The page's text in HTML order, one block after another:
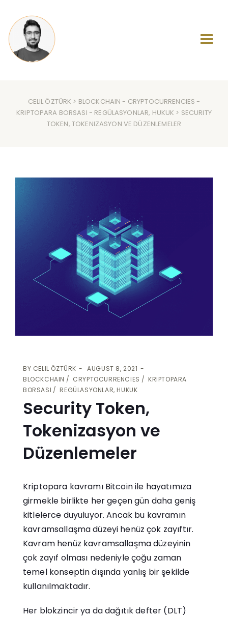
CELIL ÖZTÜRK > BLOCKCHAIN - CRYPTOCURRENCIES -
KRIPTOPARA BORSASI - REGÜLASYONLAR, HUKUK > SECURITY
TOKEN, TOKENIZASYON VE DÜZENLEMELER
BY CELIL ÖZTÜRK
AUGUST 8, 2021
BLOCKCHAIN
CRYPTOCURRENCIES
KRIPTOPARA
BORSASI
REGÜLASYONLAR, HUKUK
Security Token,
Tokenizasyon ve
Düzenlemeler
Kriptopara kavramı Bitcoin ile hayatımıza
girmekle birlikte her geçen gün daha geniş
kitlelerce duyuluyor. Ancak bu kavramın
kavramsallaşma düzeyi henüz çok zayıftır.
Kavram henüz kavramsallaşma düzeyinin
çok zayıf olması nedeniyle çoğu zaman
temel konseptin dışında yanlış bir şekilde
kullanılmaktadır.
Her blokzincir ya da dağıtık defter (DLT)